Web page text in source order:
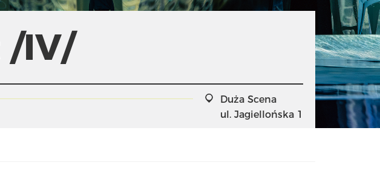
/IV/
Duża Scena
ul. Jagiellońska 1